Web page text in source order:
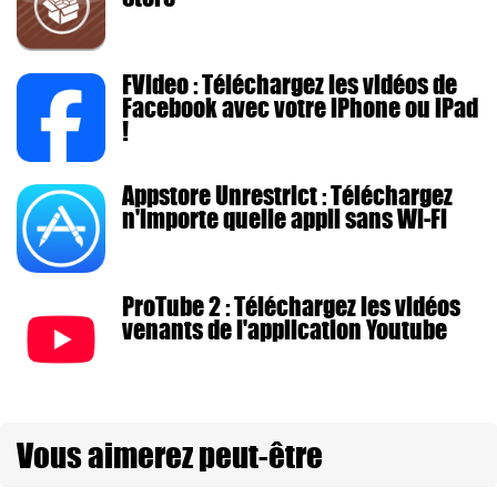
FVideo : Téléchargez les vidéos de
Facebook avec votre iPhone ou iPad
!
Appstore Unrestrict : Téléchargez
n'importe quelle appli sans Wi-Fi
ProTube 2 : Téléchargez les vidéos
venants de l'application Youtube
Vous aimerez peut-être